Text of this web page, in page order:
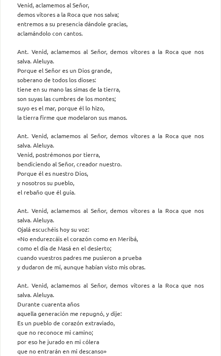
Venid, aclamemos al Señor,
demos vítores a la Roca que nos salva;
entremos a su presencia dándole gracias,
aclamándolo con cantos.
Ant. Venid, aclamemos al Señor, demos vítores a la Roca que nos
salva. Aleluya.
Porque el Señor es un Dios grande,
soberano de todos los dioses:
tiene en su mano las simas de la tierra,
son suyas las cumbres de los montes;
suyo es el mar, porque él lo hizo,
la tierra firme que modelaron sus manos.
Ant. Venid, aclamemos al Señor, demos vítores a la Roca que nos
salva. Aleluya.
Venid, postrémonos por tierra,
bendiciendo al Señor, creador nuestro.
Porque él es nuestro Dios,
y nosotros su pueblo,
el rebaño que él guía.
Ant. Venid, aclamemos al Señor, demos vítores a la Roca que nos
salva. Aleluya.
Ojalá escuchéis hoy su voz:
«No endurezcáis el corazón como en Meribá,
como el día de Masá en el desierto;
cuando vuestros padres me pusieron a prueba
y dudaron de mí, aunque habían visto mis obras.
Ant. Venid, aclamemos al Señor, demos vítores a la Roca que nos
salva. Aleluya.
Durante cuarenta años
aquella generación me repugnó, y dije:
Es un pueblo de corazón extraviado,
que no reconoce mi camino;
por eso he jurado en mi cólera
que no entrarán en mi descanso»